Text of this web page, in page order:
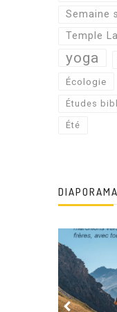
Semaine
Temple
yoga
Écologie
Études
Été